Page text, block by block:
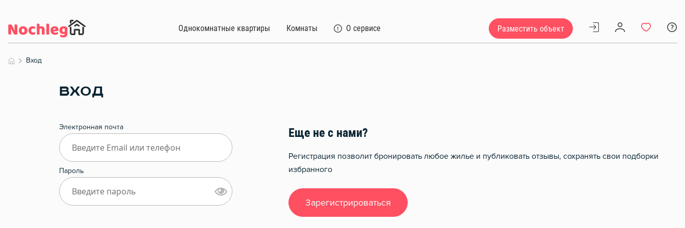
Однокомнатные квартиры Комнаты О сервисе Разместить объект
Вход
ВХОД
Электронная почта
Пароль
Еще не с нами?
Регистрация позволит бронировать любое жилье и публиковать отзывы, сохранять свои подборки
избранного
Зарегистрироваться